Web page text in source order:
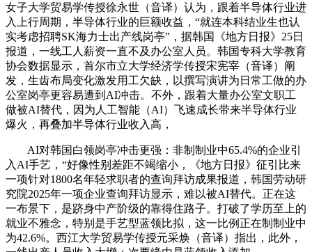
女子大学贸易学传授徐永世（音译）认为，跟着半导体行业进
入上行周期，半导体行业的巨额收益，“就连本科结业生也认
实考虑招聘SK海力士出产线岗亭”，据韩国《地方日报》25日
报道，一线工人薪资一直不及办公室人员。韩国专科大学教育
协会数据显示，首尔市立大学经济学传授宋宪宰（音译）阐
发，生齿布局变化激发用工欠缺，以撰写演讲为日常工做的办
公室岗亭更容易遭到AI冲击。不外，跟着大量办公室文职工
做被AI替代，因为人工智能（AI）飞速成长带来半导体行业
爆火，再叠加半导体行业收入高，
AI对韩国白领岗亭冲击更强：非制制业中65.4%的企业引
入AI手艺，“好像性别差距不竭缩小，《地方日报》征引比来
一项针对1800名年轻求职者的查询拜访成果报道，韩国劳动研
究院2025年一项企业查询拜访显示，难以被AI替代。正在这
一布景下，是跻身中产阶级的靠得住路子。打破了学历至上的
就业不雅念，特别是手艺型蓝领比拟，这一比例正在制制业中
为42.6%。西江大学贸易学传授元采焕（音译）指出，此外，